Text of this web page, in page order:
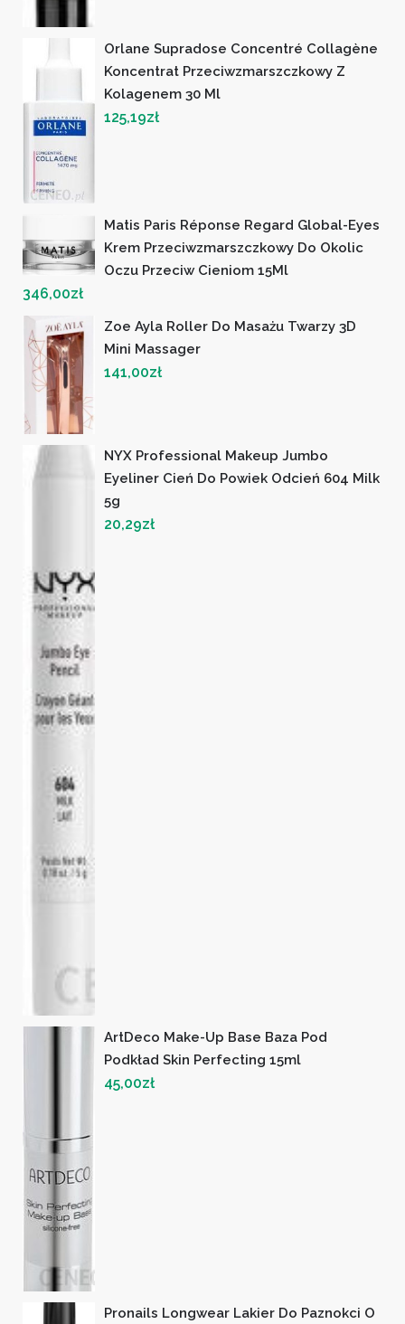
Orlane Supradose Concentré Collagène
Koncentrat Przeciwzmarszczkowy Z
Kolagenem 30 Ml
125,19zł
Matis Paris Réponse Regard Global-Eyes
Krem Przeciwzmarszczkowy Do Okolic
Oczu Przeciw Cieniom 15Ml
346,00zł
Zoe Ayla Roller Do Masażu Twarzy 3D
Mini Massager
141,00zł
NYX Professional Makeup Jumbo
Eyeliner Cień Do Powiek Odcień 604 Milk
5g
20,29zł
ArtDeco Make-Up Base Baza Pod
Podkład Skin Perfecting 15ml
45,00zł
Pronails Longwear Lakier Do Paznokci O